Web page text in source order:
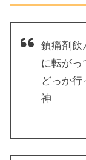
鎮痛剤飲
に転がっ
どっか
神